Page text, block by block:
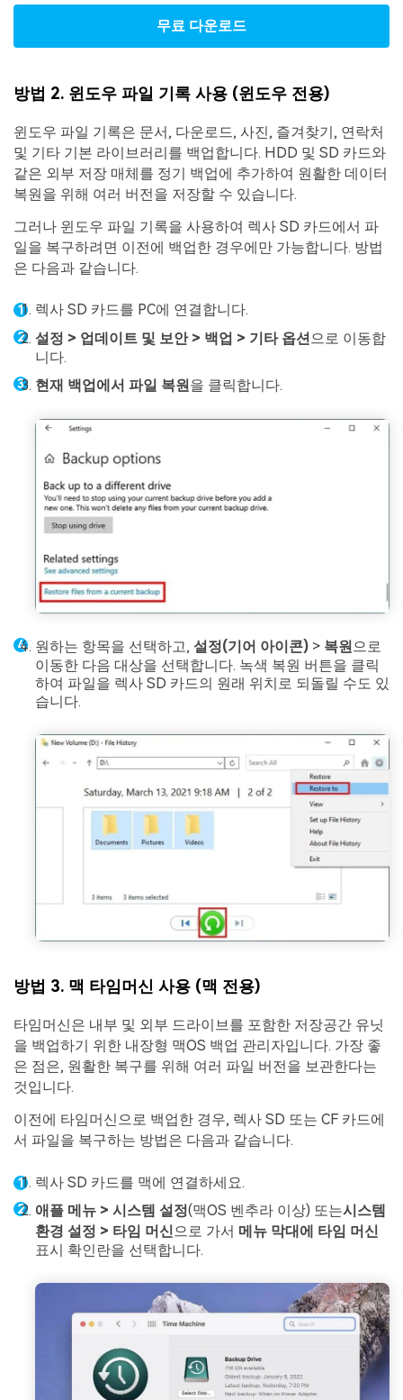
무료 다운로드
방법 2. 윈도우 파일 기록 사용 (윈도우 전용)
윈도우 파일 기록은 문서, 다운로드, 사진, 즐겨찾기, 연락처
및 기타 기본 라이브러리를 백업합니다. HDD 및 SD 카드와
같은 외부 저장 매체를 정기 백업에 추가하여 원활한 데이터
복원을 위해 여러 버전을 저장할 수 있습니다.
그러나 윈도우 파일 기록을 사용하여 렉사 SD 카드에서 파
일을 복구하려면 이전에 백업한 경우에만 가능합니다. 방법
은 다음과 같습니다.
렉사 SD 카드를 PC에 연결합니다.
설정 > 업데이트 및 보안 > 백업 > 기타 옵션으로 이동합
니다.
현재 백업에서 파일 복원을 클릭합니다.
원하는 항목을 선택하고, 설정(기어 아이콘) > 복원으로
이동한 다음 대상을 선택합니다. 녹색 복원 버튼을 클릭
하여 파일을 렉사 SD 카드의 원래 위치로 되돌릴 수도 있
습니다.
방법 3. 맥 타임머신 사용 (맥 전용)
타임머신은 내부 및 외부 드라이브를 포함한 저장공간 유닛
을 백업하기 위한 내장형 맥OS 백업 관리자입니다. 가장 좋
은 점은, 원활한 복구를 위해 여러 파일 버전을 보관한다는
것입니다.
이전에 타임머신으로 백업한 경우, 렉사 SD 또는 CF 카드에
서 파일을 복구하는 방법은 다음과 같습니다.
렉사 SD 카드를 맥에 연결하세요.
애플 메뉴 > 시스템 설정(맥OS 벤추라 이상) 또는시스템
환경 설정 > 타임 머신으로 가서 메뉴 막대에 타임 머신
표시 확인란을 선택합니다.